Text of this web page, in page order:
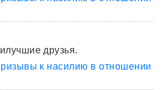
друзья.
к насилию в отношении